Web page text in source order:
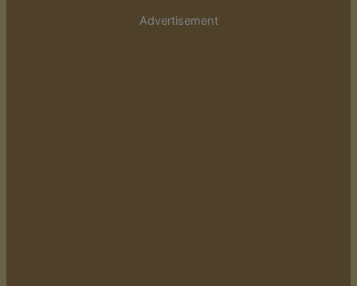
Advertisement